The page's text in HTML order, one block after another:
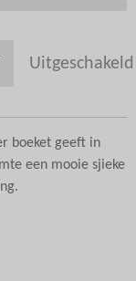
Uitgeschakeld
boeket geeft in
een mooie sjieke